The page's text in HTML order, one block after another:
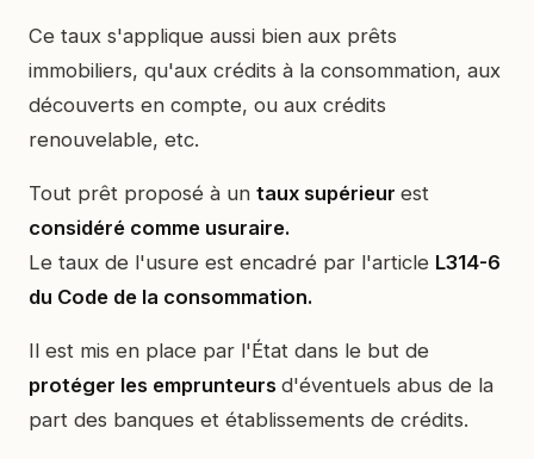
Ce taux s'applique aussi bien aux prêts
immobiliers, qu'aux crédits à la consommation, aux
découverts en compte, ou aux crédits
renouvelable, etc.
Tout prêt proposé à un taux supérieur est
considéré comme usuraire.
Le taux de l'usure est encadré par l'article L314-6
du Code de la consommation.
Il est mis en place par l'État dans le but de
protéger les emprunteurs d'éventuels abus de la
part des banques et établissements de crédits.